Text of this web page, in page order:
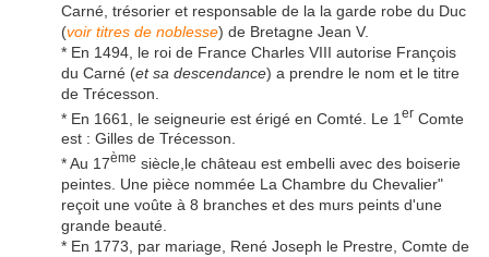
Carné, trésorier et responsable de la la garde robe du Duc
(voir titres de noblesse) de Bretagne Jean V.
* En 1494, le roi de France Charles VIII autorise François
du Carné (et sa descendance) a prendre le nom et le titre
de Trécesson.
* En 1661, le seigneurie est érigé en Comté. Le 1 er Comte
est : Gilles de Trécesson.
* Au 17ème siècle,le château est embelli avec des boiserie
peintes. Une pièce nommée La Chambre du Chevalier"
reçoit une voûte à 8 branches et des murs peints d'une
grande beauté.
* En 1773, par mariage, René Joseph le Prestre, Comte de